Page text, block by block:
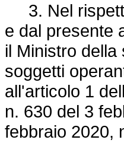
3. Nel
e dal presente
il Ministro
soggetti
all'articolo 1
n. 630 del 3
febbraio 2020,